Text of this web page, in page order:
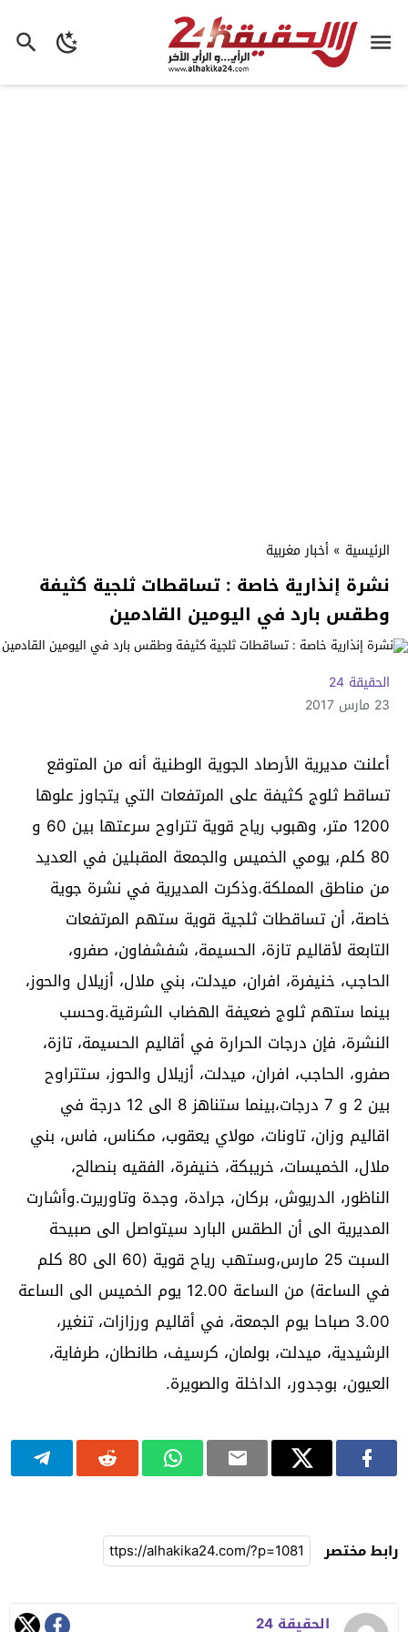
الرئيسية » أخبار مغربية
نشرة إنذارية خاصة : تساقطات ثلجية كثيفة
وطقس بارد في اليومين القادمين
الحقيقة 24
23 مارس 2017
أعلنت مديرية الأرصاد الجوية الوطنية أنه من المتوقع
تساقط ثلوج كثيفة على المرتفعات التي يتجاوز علوها
1200 متر، وهبوب رياح قوية تتراوح سرعتها بين 60 و
80 كلم، يومي الخميس والجمعة المقبلين في العديد
من مناطق المملكة.وذكرت المديرية في نشرة جوية
خاصة، أن تساقطات ثلجية قوية ستهم المرتفعات
التابعة لأقاليم تازة، الحسيمة، شفشفاون، صفرو،
الحاجب، خنيفرة، افران، ميدلت، بني ملال، أزيلال والحوز،
بينما ستهم ثلوج ضعيفة الهضاب الشرقية.وحسب
النشرة، فإن درجات الحرارة في أقاليم الحسيمة، تازة،
صفرو، الحاجب، افران، ميدلت، أزيلال والحوز، ستتراوح
بين 2 و 7 درجات،بينما ستناهز 8 الى 12 درجة في
اقاليم وزان، تاونات، مولاي يعقوب، مكناس، فاس، بني
ملال، الخميسات، خريبكة، خنيفرة، الفقيه بنصالح،
الناظور، الدريوش، بركان، جرادة، وجدة وتاوريرت.وأشارت
المديرية الى أن الطقس البارد سيتواصل الى صبيحة
السبت 25 مارس،وستهب رياح قوية (60 الى 80 كلم
في الساعة) من الساعة 12.00 يوم الخميس الى الساعة
3.00 صباحا يوم الجمعة، في أقاليم ورزازات، تنغير،
الرشيدية، ميدلت، بولمان، كرسيف، طانطان، طرفاية،
العيون، بوجدور، الداخلة والصويرة.
رابط مختصر
الحقيقة 24